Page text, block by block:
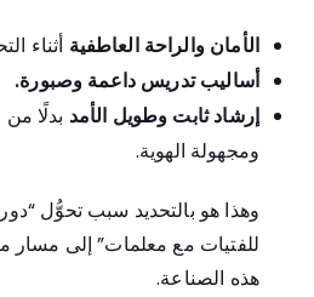
الأمان والراحة العاطفية أثناء
أساليب تدريس داعمة وصبورة.
إرشاد ثابت وطويل الأمد بدلًا
ومجهولة الهوية.
وهذا هو بالتحديد سبب تحوُّل
للفتيات مع معلمات” إلى
هذه الصناعة.